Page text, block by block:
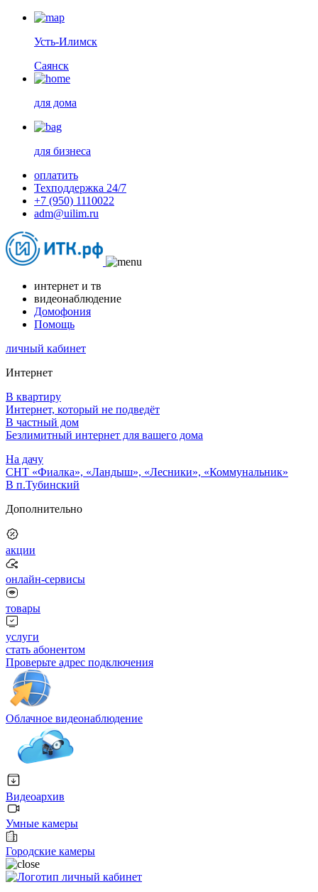
Усть-Илимск
Саянск
для дома
для бизнеса
оплатить
Техподдержка 24/7
+7 (950) 1110022
adm@uilim.ru
интернет и тв
видеонаблюдение
Домофония
Помощь
личный кабинет
Интернет
В квартиру
Интернет, который не подведёт
В частный дом
Безлимитный интернет для вашего дома
На дачу
СНТ «Фиалка», «Ландыш», «Лесники», «Коммунальник»
В п.Тубинский
Дополнительно
акции
онлайн-сервисы
товары
услуги
стать абонентом
Проверьте адрес подключения
Облачное видеонаблюдение
Видеоархив
Умные камеры
Городские камеры
личный кабинет